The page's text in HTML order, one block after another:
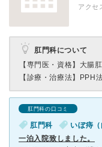
アク
肛門科について
【専門医・資格】 大腸
【診療・治療法】
PPH
肛門科の口コミ
肛門科 いぼ痔（
一泊入院致しました。